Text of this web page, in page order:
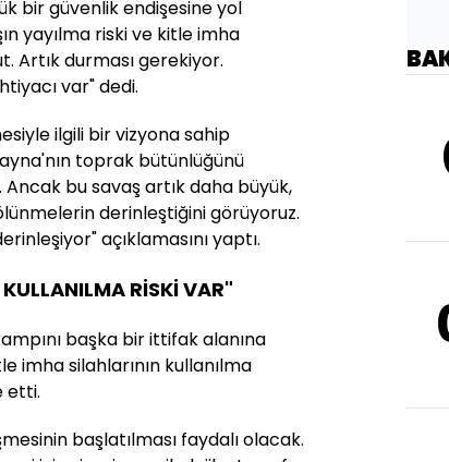
bir güvenlik endişesine yol
yayılma riski ve kitle imha
Artık durması gerekiyor.
var" dedi.
ilgili bir vizyona sahip
toprak bütünlüğünü
Ancak bu savaş artık daha büyük,
derinleştiğini görüyoruz.
açıklamasını yaptı.
RİSKİ VAR"
başka bir ittifak alanına
imha silahlarının kullanılma
etti.
başlatılması faydalı olacak.